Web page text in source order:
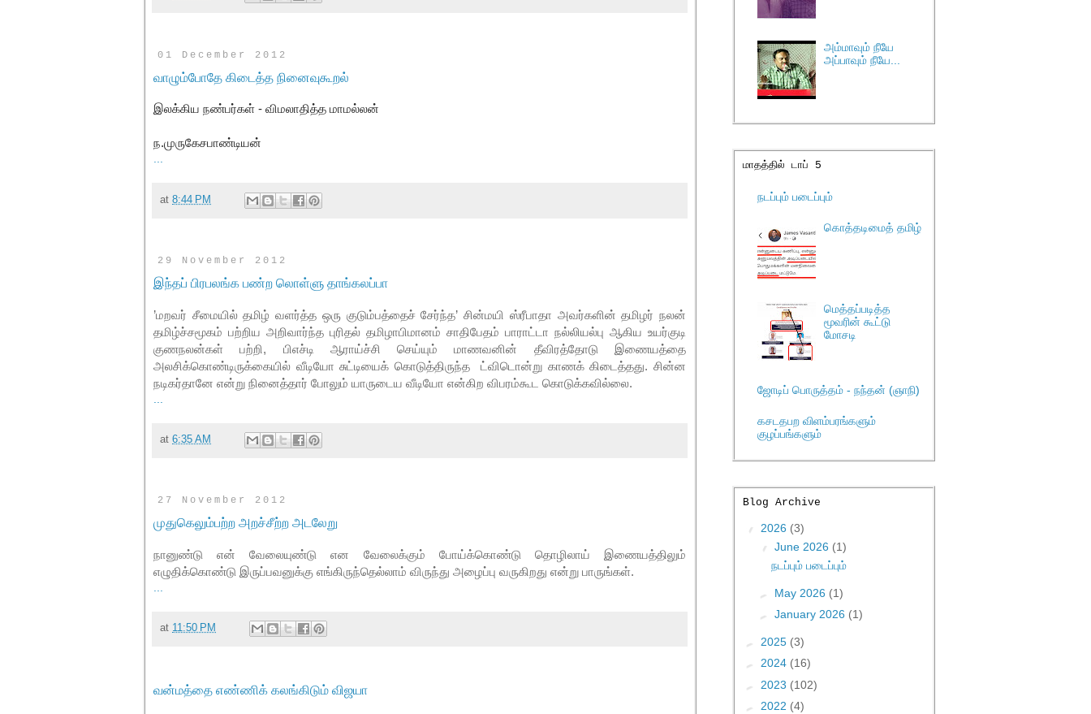
01 December 2012
வாழும்போதே கிடைத்த நினைவுகூறல்
இலக்கிய நண்பர்கள் - விமலாதித்த மாமல்லன்
ந.முருகேசபாண்டியன்
...
at 8:44 PM
29 November 2012
இந்தப் பிரபலங்க பண்ற லொள்ளு தாங்கலப்பா
’மறவர் சீமையில் தமிழ் வளர்த்த ஒரு குடும்பத்தைச் சேர்ந்த’ சின்மயி ஸ்ரீபாதா அவர்களின் தமிழர் நலன்
தமிழ்ச்சமூகம் பற்றிய அறிவார்ந்த புரிதல் தமிழாபிமானம் சாதிபேதம் பாராட்டா நல்லியல்பு ஆகிய உயர்குடி
குணநலன்கள் பற்றி, பிஎச்டி ஆராய்ச்சி செய்யும் மாணவனின் தீவிரத்தோடு இணையத்தை
அலசிக்கொண்டிருக்கையில் வீடியோ சுட்டியைக் கொடுத்திருந்த ட்விடொன்று காணக் கிடைத்தது. சின்ன
நடிகர்தானே என்று நினைத்தார் போலும் யாருடைய வீடியோ என்கிற விபரம்கூட கொடுக்கவில்லை.
at 6:35 AM
27 November 2012
முதுகெலும்பற்ற அறச்சீற்ற அடலேறு
நானுண்டு என் வேலையுண்டு என வேலைக்கும் போய்க்கொண்டு தொழிலாய் இணையத்திலும்
எழுதிக்கொண்டு இருப்பவனுக்கு எங்கிருந்தெல்லாம் விருந்து அழைப்பு வருகிறது என்று பாருங்கள்.
at 11:50 PM
வன்மத்தை எண்ணிக் கலங்கிடும் விஜயா
அம்மாவும் நீயே
அப்பாவும் நீயே...
மாதத்தில் டாப் 5
நடப்பும் படைப்பும்
கொத்தடிமைத் தமிழ்
மெத்தப்படித்த
மூவரின் கூட்டு
மோசடி
ஜோடிப் பொருத்தம் - நந்தன் (ஞாநி)
கசடதபற விளம்பரங்களும்
குழப்பங்களும்
Blog Archive
▼ 2026 (3)
▼ June 2026 (1)
நடப்பும் படைப்பும்
► May 2026 (1)
► January 2026 (1)
► 2025 (3)
► 2024 (16)
► 2023 (102)
► 2022 (4)